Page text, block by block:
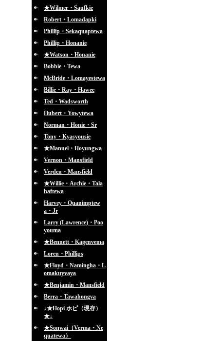
★Wilmer・Saufkie
Robert・Lomadapki
Phillip・Sekaquaptewa
Phillip・Honanie
★Watson・Honanie
Bobbie・Tewa
McBride・Lomayestewa
Billie・Ray・Hawee
Ted・Wadsworth
Hubert・Yowytewa
Norman・Honie・Sr
Tony・Kyasyousie
★Manuel・Hoyungwa
Vernon・Mansfield
Verden・Mansfield
★Willie・Archie・Tala
haftewa
Harvey・Quanimptew
a・Jr
Larry (Lawrence)・Poo
youma
★Bennett・Kagenvema
Loren・Phillips
★Floyd・Namingha・L
omakuyvaya
★Benjamin・Mansfield
Berra・Tawahongva
↓★Hopi ホピ（現存）
★↓
★Sonwai（Verma・Ne
quatewa）